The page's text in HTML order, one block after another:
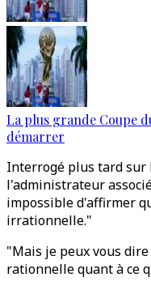
La plus grande Coupe
démarrer
Interrogé plus tard sur
l'administrateur
impossible d'affirmer
irrationnelle."
"Mais je peux vous
rationnelle quant à ce